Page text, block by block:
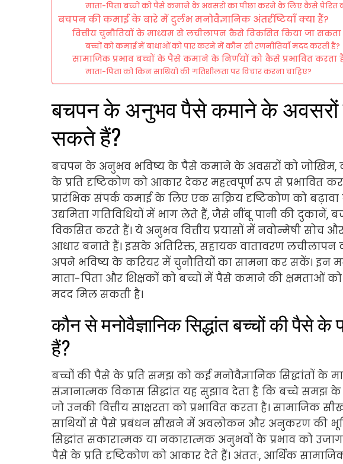
माता-पिता बच्चों को पैसे कमाने के अवसरों का पीछा करने के लिए कैसे
बचपन की कमाई के बारे में दुर्लभ मनोवैज्ञानिक अंतर्दृष्टियाँ क्या हैं?
वित्तीय चुनौतियों के माध्यम से लचीलापन कैसे विकसित किया जा सकता
बच्चों को कमाई में बाधाओं को पार करने में कौन सी रणनीतियाँ मदद करती हैं?
सामाजिक प्रभाव बच्चों के पैसे कमाने के निर्णयों को कैसे प्रभावित करता
माता-पिता को किन साथियों की गतिशीलता पर विचार करना चाहिए?
बचपन के अनुभव पैसे कमाने के
सकते हैं?
बचपन के अनुभव भविष्य के पैसे कमाने के अवसरों को जोखिम,
के प्रति दृष्टिकोण को आकार देकर महत्वपूर्ण रूप से प्रभावित
प्रारंभिक संपर्क कमाई के लिए एक सक्रिय दृष्टिकोण को बढ़ावा
उद्यमिता गतिविधियों में भाग लेते हैं, जैसे नींबू पानी की दुकानें,
विकसित करते हैं। ये अनुभव वित्तीय प्रयासों में नवोन्मेषी
आधार बनाते हैं। इसके अतिरिक्त, सहायक वातावरण लचीलापन
अपने भविष्य के करियर में चुनौतियों का सामना कर सकें। इन
माता-पिता और शिक्षकों को बच्चों में पैसे कमाने की क्षमताओं
मदद मिल सकती है।
कौन से मनोवैज्ञानिक सिद्धांत बच्चों की पैसे
हैं?
बच्चों की पैसे के प्रति समझ को कई मनोवैज्ञानिक सिद्धांतों के
संज्ञानात्मक विकास सिद्धांत यह सुझाव देता है कि बच्चे समझ
जो उनकी वित्तीय साक्षरता को प्रभावित करता है। सामाजिक
साथियों से पैसे प्रबंधन सीखने में अवलोकन और अनुकरण की
सिद्धांत सकारात्मक या नकारात्मक अनुभवों के प्रभाव को
पैसे के प्रति दृष्टिकोण को आकार देते हैं। अंततः, आर्थिक